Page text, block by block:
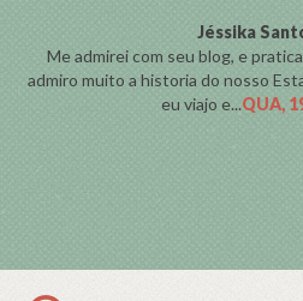
Jéssika
Me admirei com seu blog, e
admiro muito a historia do nosso
eu viajo e...QUA,